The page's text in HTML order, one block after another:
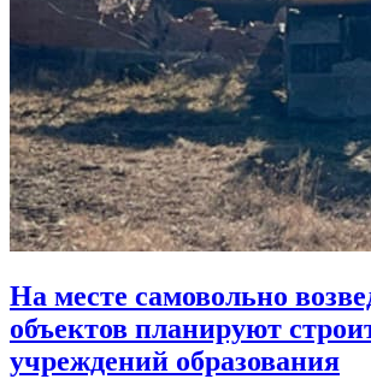
На месте самовольно
объектов планируют
учреждений образования